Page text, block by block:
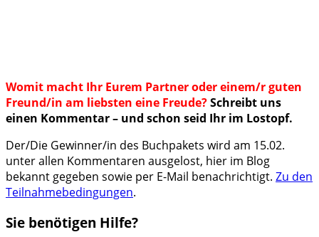
Womit macht Ihr Eurem Partner oder einem/r guten
Freund/in am liebsten eine Freude?Schreibt uns
einen Kommentar – und schon seid Ihr im Lostopf.
Der/Die Gewinner/in des Buchpakets wird am 15.02.
unter allen Kommentaren ausgelost, hier im Blog
bekannt gegeben sowie per E-Mail benachrichtigt. Zu den
Teilnahmebedingungen.
Sie benötigen Hilfe?